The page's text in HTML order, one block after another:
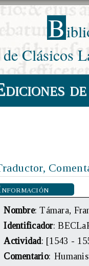
B
de Clásicos
Nombre: Támara,
Identificador:
Actividad: [1543 -
Comentario: